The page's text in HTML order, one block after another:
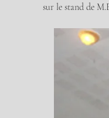
sur le stand de